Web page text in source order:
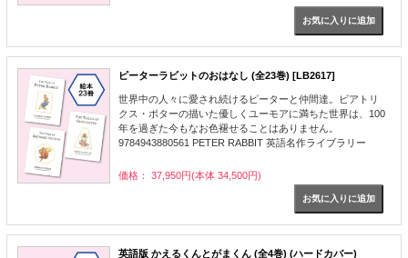
ピーターラビットのおはなし (全23巻) [LB2617]
世界中の人々に愛され続けるピーターと仲間達。ビアトリ
クス・ポターの描いた優しくユーモアに満ちた世界は、100
年を過ぎた今もなお色褪せることはありません。
9784943880561 PETER RABBIT 英語名作ライブラリー
価格： 37,950円(本体 34,500円)
英語版 かえるくんとがまくん (全4巻) (ハードカバー)